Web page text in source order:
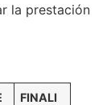
la prestación
FINALI